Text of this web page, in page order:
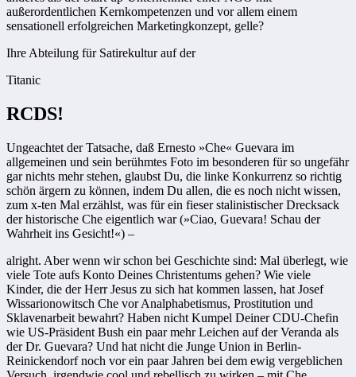
außerordentlichen Kernkompetenzen und vor allem einem
sensationell erfolgreichen Marketingkonzept, gelle?
Ihre Abteilung für Satirekultur auf der
Titanic
RCDS!
Ungeachtet der Tatsache, daß Ernesto »Che« Guevara im
allgemeinen und sein berühmtes Foto im besonderen für so ungefähr
gar nichts mehr stehen, glaubst Du, die linke Konkurrenz so richtig
schön ärgern zu können, indem Du allen, die es noch nicht wissen,
zum x-ten Mal erzählst, was für ein fieser stalinistischer Drecksack
der historische Che eigentlich war (»Ciao, Guevara! Schau der
Wahrheit ins Gesicht!«) –
alright. Aber wenn wir schon bei Geschichte sind: Mal überlegt, wie
viele Tote aufs Konto Deines Christentums gehen? Wie viele
Kinder, die der Herr Jesus zu sich hat kommen lassen, hat Josef
Wissario­nowitsch Che vor Analphabetismus, Prostitution und
Sklavenarbeit bewahrt? Haben nicht Kumpel Deiner CDU-Chefin
wie US-Präsident Bush ein paar mehr Leichen auf der ­Veranda als
der Dr. Guevara? Und hat nicht die Junge Union in Berlin-
Reinickendorf noch vor ein paar Jahren bei dem ewig vergeblichen